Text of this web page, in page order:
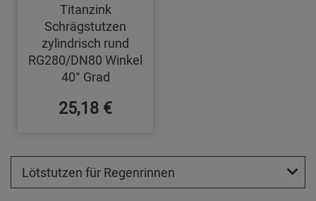
Titanzink
Schrägstutzen
zylindrisch rund
RG280/DN80 Winkel
40° Grad
25,18 €
Lötstutzen für Regenrinnen